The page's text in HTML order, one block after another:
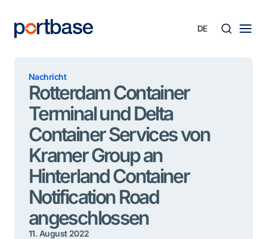
springen
Nachricht
Rotterdam Container
Terminal und Delta
Container Services von
Kramer Group an
Hinterland Container
Notification Road
angeschlossen
11. August 2022